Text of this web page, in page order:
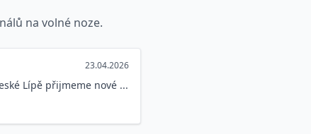
na volné noze.
23.04.2026
Lípě přijmeme nové ...